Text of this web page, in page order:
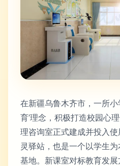
在新疆乌鲁木齐市，一所小
育’理念，积极打造校园
理咨询室正式建成并投入
灵驿站，也是一个以学生
基地。新课室对标教育发